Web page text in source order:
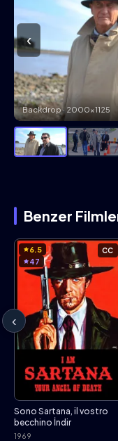
‹
Backdrop · 2000×1125
Benzer
‹
CC
6.5
47
Sono Sartana, il vostro
becchino İndir
1969